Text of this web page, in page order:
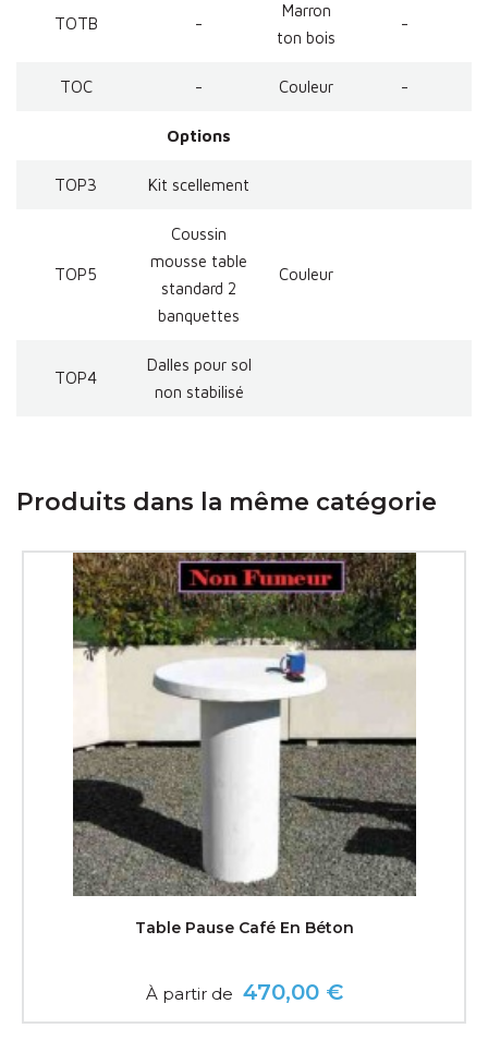
TOTB -
Marron
ton bois
-
TOC - Couleur -
Options
TOP3 Kit scellement
TOP5
Coussin
mousse table
standard 2
banquettes
Couleur
TOP4
Dalles pour sol
non stabilisé
Produits dans la même catégorie
Table Pause Café En Béton
Prix
À partir de 470,00 €